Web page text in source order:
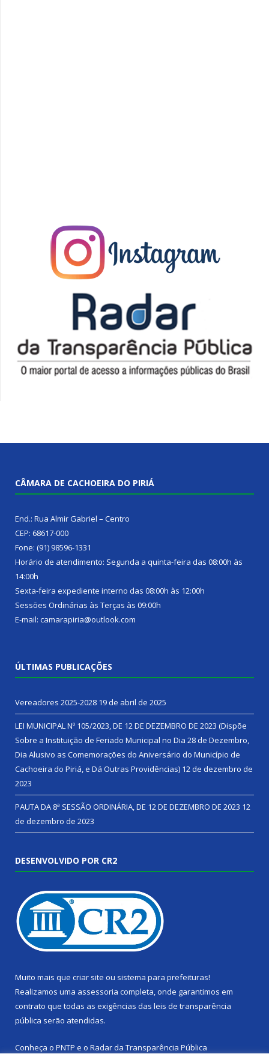
CÂMARA DE CACHOEIRA DO PIRIÁ
End.: Rua Almir Gabriel – Centro
CEP: 68617-000
Fone: (91) 98596-1331
Horário de atendimento: Segunda a quinta-feira das 08:00h às
14:00h
Sexta-feira expediente interno das 08:00h às 12:00h
Sessões Ordinárias às Terças às 09:00h
E-mail: camarapiria@outlook.com
ÚLTIMAS PUBLICAÇÕES
Vereadores 2025-2028 19 de abril de 2025
LEI MUNICIPAL Nº 105/2023, DE 12 DE DEZEMBRO DE 2023 (Dispõe
Sobre a Instituição de Feriado Municipal no Dia 28 de Dezembro,
Dia Alusivo as Comemorações do Aniversário do Município de
Cachoeira do Piriá, e Dá Outras Providências) 12 de dezembro de
2023
PAUTA DA 8ª SESSÃO ORDINÁRIA, DE 12 DE DEZEMBRO DE 2023 12
de dezembro de 2023
DESENVOLVIDO POR CR2
Muito mais que criar site ou sistema para prefeituras!
Realizamos uma assessoria completa, onde garantimos em
contrato que todas as exigências das leis de transparência
pública serão atendidas.
Conheça o PNTP e o Radar da Transparência Pública